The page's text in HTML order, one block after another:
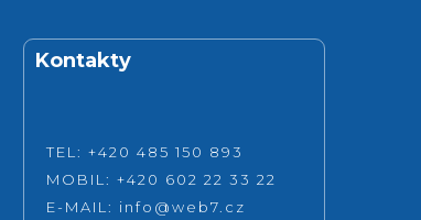
Kontakty
TEL: +420 485 150 893
MOBIL: +420 602 22 33 22
E-MAIL: info@web7.cz